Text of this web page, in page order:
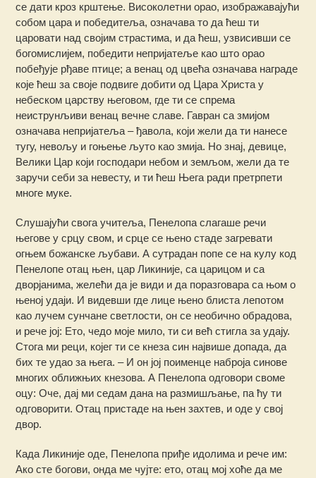
се дати кроз крштење. Високолетни орао, изображавајући
собом цара и победитеља, означава то да ћеш ти
царовати над својим страстима, и да ћеш, узвисивши се
богомислијем, победити непријатеље као што орао
побеђује рђаве птице; а венац од цвећа означава награде
које ћеш за своје подвиге добити од Цара Христа у
небеском царству његовом, где ти се спрема
неиструнљиви венац вечне славе. Гавран са змијом
означава непријатеља – ђавола, који жели да ти нанесе
тугу, невољу и гоњење љуто као змија. Но знај, девице,
Велики Цар који господари небом и земљом, жели да те
заручи себи за невесту, и ти ћеш Њега ради претрпети
многе муке.
Слушајући свога учитеља, Пенелопа слагаше речи
његове у срцу свом, и срце се њено стаде загревати
огњем божанске љубави. А сутрадан попе се на кулу код
Пенелопе отац њен, цар Ликиније, са царицом и са
дворјанима, желећи да је види и да поразговара са њом о
њеној удаји. И видевши где лице њено блиста лепотом
као лучем сунчане светлости, он се необично обрадова,
и рече јој: Ето, чедо моје мило, ти си већ стигла за удају.
Стога ми реци, којег ти се кнеза син највише допада, да
бих те удао за њега. – И он јој поименце наброја синове
многих оближњих кнезова. А Пенелопа одговори своме
оцу: Оче, дај ми седам дана на размишљање, па ћу ти
одговорити. Отац пристаде на њен захтев, и оде у свој
двор.
Када Ликиније оде, Пенелопа приђе идолима и рече им:
Ако сте богови, онда ме чујте: ето, отац мој хоће да ме